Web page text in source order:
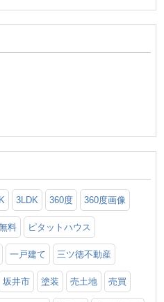
3LDK 360度 360度画像
料 ピタットハウス
一戸建て 三ツ徳不動産
坂井市 塗装 売土地 売買